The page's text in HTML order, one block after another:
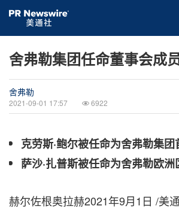
舍弗勒集团任命董事会成
舍弗勒
2021-09-01 17:57 6922
克劳斯·鲍尔被任命为舍弗勒集
萨沙·扎普斯被任命为舍弗勒欧
赫尔佐根奥拉赫2021年9月1日 /美